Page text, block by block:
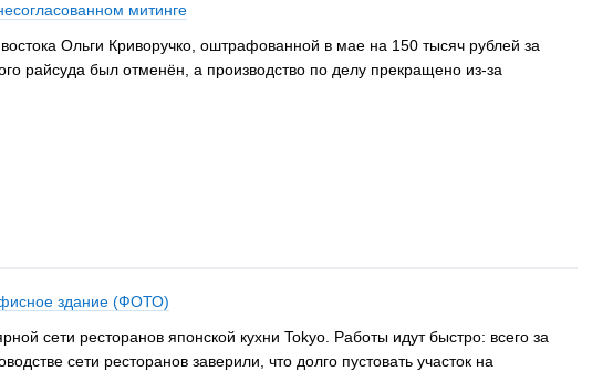
митинге
Ольги Криворучко, оштрафованной в мае на 150 тысяч рублей за
райсуда был отменён, а производство по делу прекращено из-за
здание (ФОТО)
сети ресторанов японской кухни Tokyo. Работы идут быстро: всего за
сети ресторанов заверили, что долго пустовать участок на